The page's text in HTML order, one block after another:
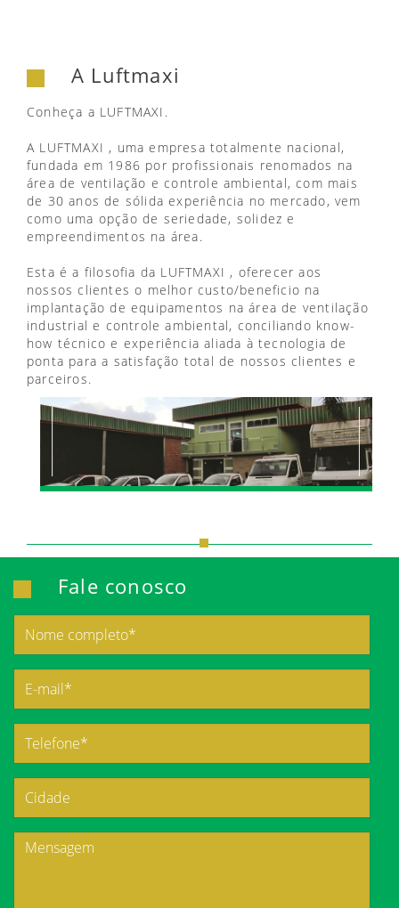
A Luftmaxi
Conheça a LUFTMAXI.
A LUFTMAXI , uma empresa totalmente nacional,
fundada em 1986 por profissionais renomados na
área de ventilação e controle ambiental, com mais
de 30 anos de sólida experiência no mercado, vem
como uma opção de seriedade, solidez e
empreendimentos na área.
Esta é a filosofia da LUFTMAXI , oferecer aos
nossos clientes o melhor custo/beneficio na
implantação de equipamentos na área de ventilação
industrial e controle ambiental, conciliando know-
how técnico e experiência aliada à tecnologia de
ponta para a satisfação total de nossos clientes e
parceiros.
Fale conosco